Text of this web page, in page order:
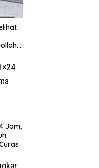
Deli Serdang Bongkar
Peredaran Sabu di
Merbau, Dua Pengedar
dengan Barang Bukti
Gram
Jam,